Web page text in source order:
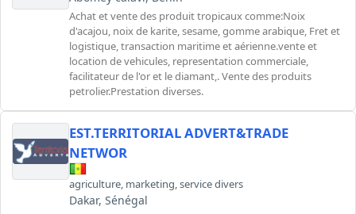
Achat et vente des produit tropicaux comme:Noix
d'acajou, noix de karite, sesame, gomme arabique, Fret et
logistique, transaction maritime et aérienne.vente et
location de vehicules, representation commerciale,
facilitateur de l'or et le diamant,. Vente des produits
petrolier.Prestation diverses.
EST.TERRITORIAL ADVERT&TRADE
NETWOR
agriculture marketing service divers
Dakar, Sénégal